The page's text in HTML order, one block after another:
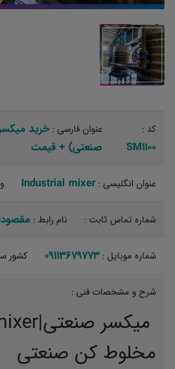
کد :
SM1100
عنوان فارسی : خرید
صنعتی) + قیمت
عنوان انگلیسی :Industrial mixer
شماره تماس ثابت : نام رابط :
شماره موبایل : 09113679773 کشور
شرح و مشخصات فنی :
مخلوط کن صنعتی